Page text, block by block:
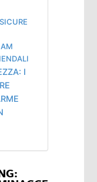
I